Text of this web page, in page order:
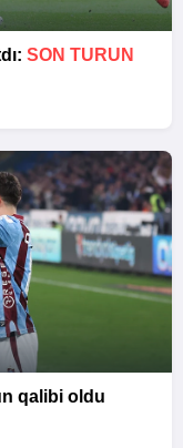
SON TURUN
qalibi oldu